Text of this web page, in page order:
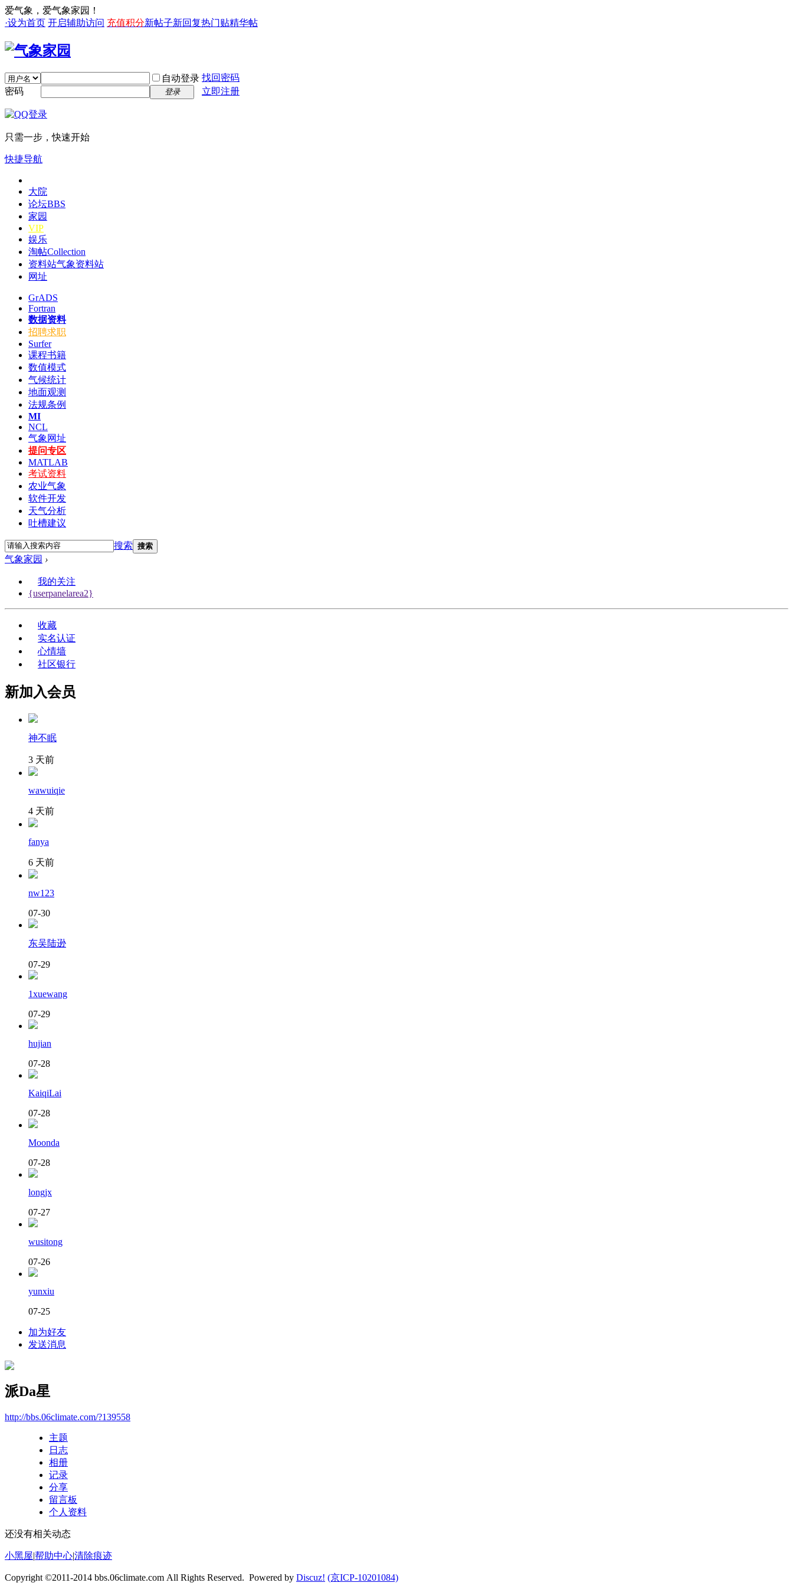
爱气象，爱气象家园！
·设为首页 开启辅助访问 充值积分新帖子新回复热门贴精华帖
自动登录 找回密码
密码
登录 立即注册
只需一步，快速开始
快捷导航
大院
论坛BBS
家园
VIP
娱乐
淘帖Collection
资料站气象资料站
网址
GrADS
Fortran
数据资料
招聘求职
Surfer
课程书籍
数值模式
气候统计
地面观测
法规条例
MI
NCL
气象网址
提问专区
MATLAB
考试资料
农业气象
软件开发
天气分析
吐槽建议
搜索 搜索
气象家园 ›
我的关注
{userpanelarea2}
收藏
实名认证
心情墙
社区银行
新加入会员
神不眠
3 天前
wawuiqie
4 天前
fanya
6 天前
nw123
07-30
东吴陆逊
07-29
1xuewang
07-29
hujian
07-28
KaiqiLai
07-28
Moonda
07-28
longjx
07-27
wusitong
07-26
yunxiu
07-25
加为好友
发送消息
派Da星
http://bbs.06climate.com/?139558
主题
日志
相册
记录
分享
留言板
个人资料
还没有相关动态
小黑屋|帮助中心|清除痕迹
Copyright ©2011-2014 bbs.06climate.com All Rights Reserved. Powered by Discuz! (京ICP-10201084)